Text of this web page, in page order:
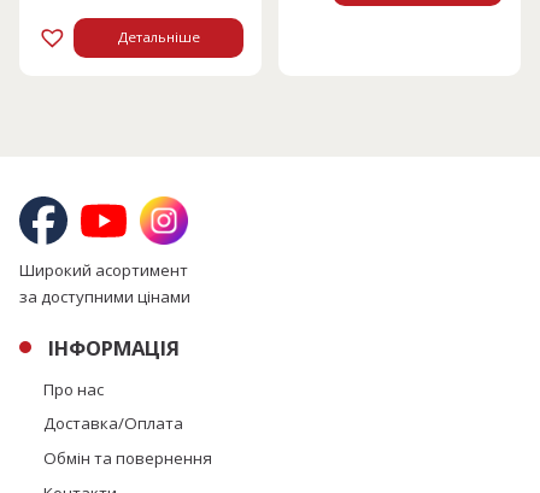
Детальніше
Широкий асортимент
за доступними цінами
ІНФОРМАЦІЯ
Про нас
Доставка/Оплата
Обмін та повернення